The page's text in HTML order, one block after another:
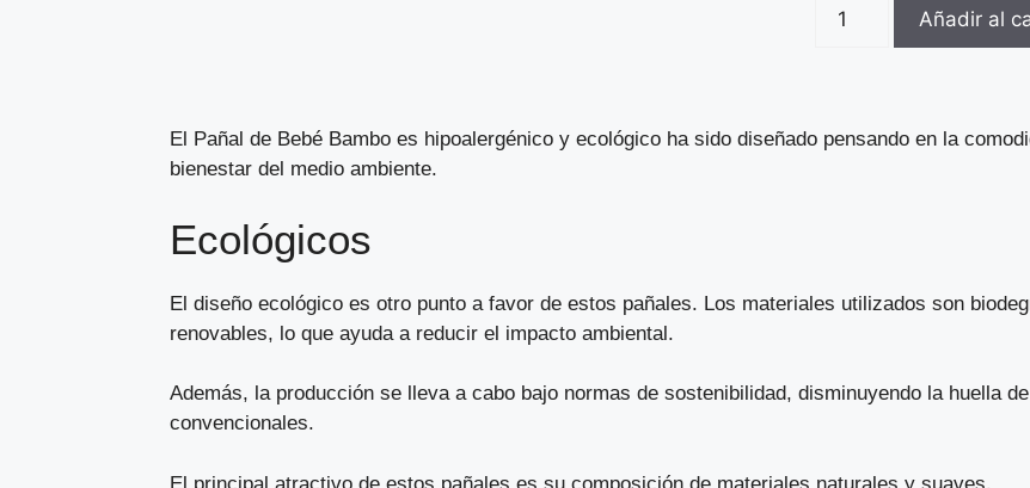
Añadir al
El Pañal de Bebé Bambo es hipoalergénico y ecológico ha sido diseñado pensando en la
bienestar del medio ambiente.
Ecológicos
El diseño ecológico es otro punto a favor de estos pañales. Los materiales utilizados son
renovables, lo que ayuda a reducir el impacto ambiental.
Además, la producción se lleva a cabo bajo normas de sostenibilidad, disminuyendo la huella
convencionales.